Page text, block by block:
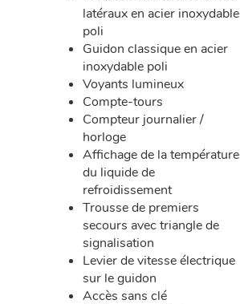
latéraux en acier inoxydable
poli
Guidon classique en acier
inoxydable poli
Voyants lumineux
Compte-tours
Compteur journalier /
horloge
Affichage de la température
du liquide de
refroidissement
Trousse de premiers
secours avec triangle de
signalisation
Levier de vitesse électrique
sur le guidon
Accès sans clé